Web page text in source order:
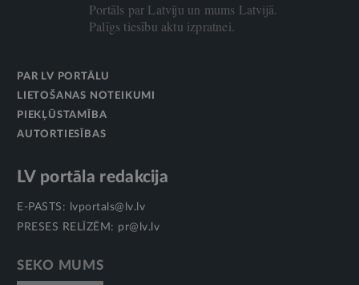
Portāls par Latviju un mums Latvijā.
Palīgs tiesību aktu izpratnei.
PAR LV PORTĀLU
LIETOŠANAS NOTEIKUMI
PIEKĻŪSTAMĪBA
AUTORTIESĪBAS
LV portāla redakcija
E-PASTS:
lvportals@lv.lv
PRESES RELĪZĒM: pr@lv.lv
SEKO MUMS